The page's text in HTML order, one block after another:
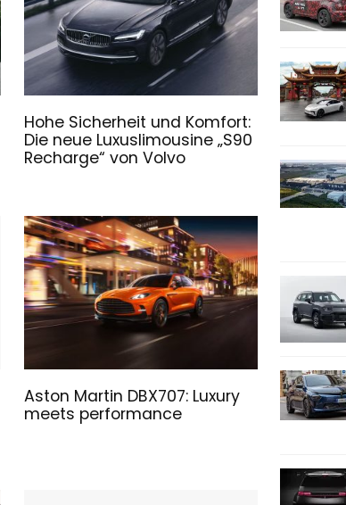
Hohe Sicherheit und Komfort:
Die neue Luxuslimousine „S90
Recharge“ von Volvo
Aston Martin DBX707: Luxury
meets performance